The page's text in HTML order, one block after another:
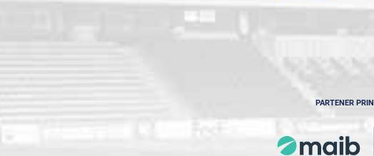
PARTENER